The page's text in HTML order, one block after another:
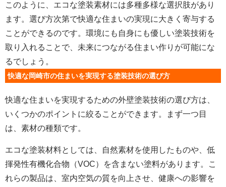
このように、エコな塗装素材には多種多様な選択肢があり
ます。選び方次第で快適な住まいの実現に大きく寄与する
ことができるのです。環境にも自身にも優しい塗装技術を
取り入れることで、未来につながる住まい作りが可能にな
るでしょう。
快適な岡崎市の住まいを実現する塗装技術の選び方
快適な住まいを実現するための外壁塗装技術の選び方は、
いくつかのポイントに絞ることができます。まず一つ目
は、素材の種類です。
エコな塗装材料としては、自然素材を使用したものや、低
揮発性有機化合物（VOC）を含まない塗料があります。こ
れらの製品は、室内空気の質を向上させ、健康への影響を